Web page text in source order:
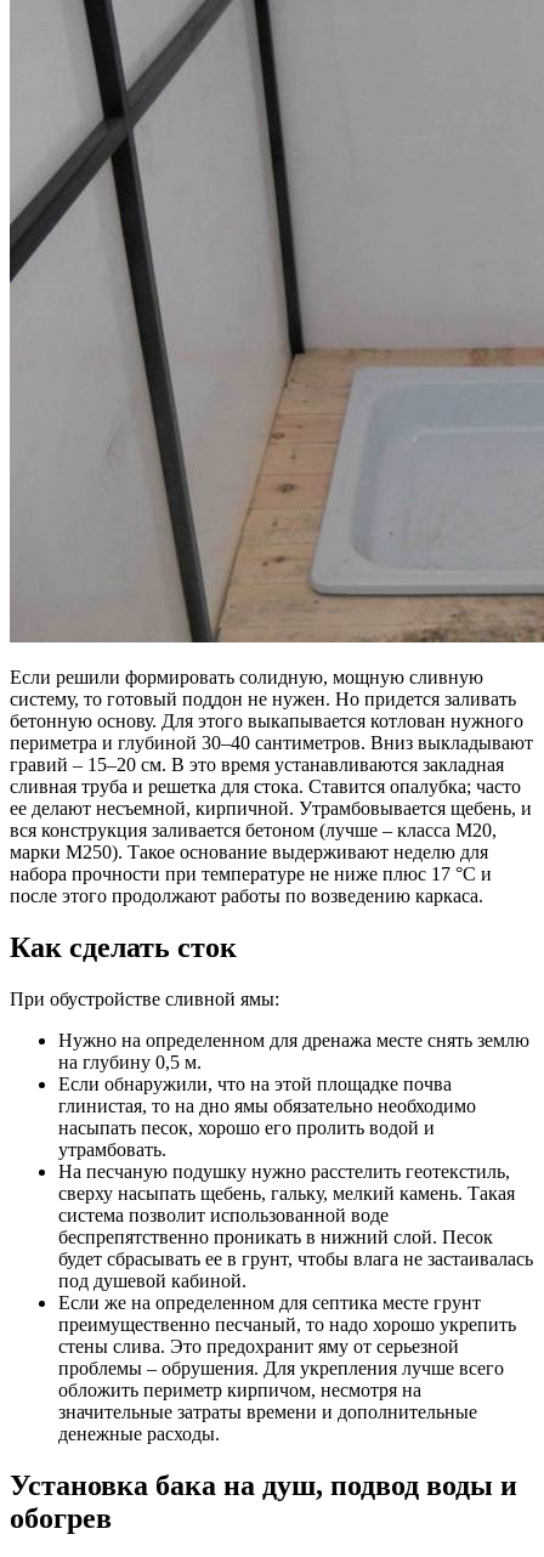
Если решили формировать солидную, мощную сливную
систему, то готовый поддон не нужен. Но придется заливать
бетонную основу. Для этого выкапывается котлован нужного
периметра и глубиной 30–40 сантиметров. Вниз выкладывают
гравий – 15–20 см. В это время устанавливаются закладная
сливная труба и решетка для стока. Ставится опалубка; часто
ее делают несъемной, кирпичной. Утрамбовывается щебень, и
вся конструкция заливается бетоном (лучше – класса М20,
марки М250). Такое основание выдерживают неделю для
набора прочности при температуре не ниже плюс 17 °С и
после этого продолжают работы по возведению каркаса.
Как сделать сток
При обустройстве сливной ямы:
Нужно на определенном для дренажа месте снять землю
на глубину 0,5 м.
Если обнаружили, что на этой площадке почва
глинистая, то на дно ямы обязательно необходимо
насыпать песок, хорошо его пролить водой и
утрамбовать.
На песчаную подушку нужно расстелить геотекстиль,
сверху насыпать щебень, гальку, мелкий камень. Такая
система позволит использованной воде
беспрепятственно проникать в нижний слой. Песок
будет сбрасывать ее в грунт, чтобы влага не застаивалась
под душевой кабиной.
Если же на определенном для септика месте грунт
преимущественно песчаный, то надо хорошо укрепить
стены слива. Это предохранит яму от серьезной
проблемы – обрушения. Для укрепления лучше всего
обложить периметр кирпичом, несмотря на
значительные затраты времени и дополнительные
денежные расходы.
Установка бака на душ, подвод воды и
обогрев